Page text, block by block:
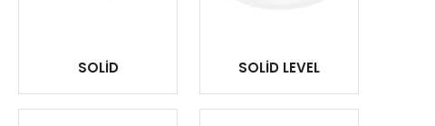
SOLİD SOLİD LEVEL